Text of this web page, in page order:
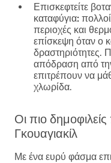
Επισκεφτείτε
καταφύγια:
περιοχές και
επίσκεψη όταν ο
δραστηριότητες.
απόδραση από
επιτρέπουν να
χλωρίδα.
Οι πιο
Γκουαγιακίλ
Με ένα ευρύ φάσμα